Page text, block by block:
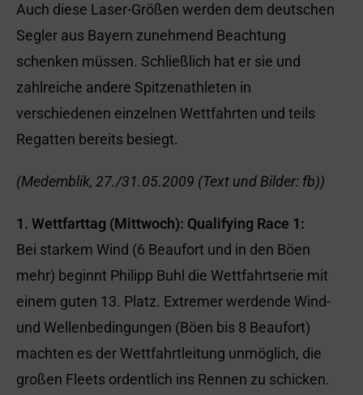
Auch diese Laser-Größen werden dem deutschen
Segler aus Bayern zunehmend Beachtung
schenken müssen. Schließlich hat er sie und
zahlreiche andere Spitzenathleten in
verschiedenen einzelnen Wettfahrten und teils
Regatten bereits besiegt.
(Medemblik, 27./31.05.2009 (Text und Bilder: fb))
1. Wettfarttag (Mittwoch): Qualifying Race 1:
Bei starkem Wind (6 Beaufort und in den Böen
mehr) beginnt Philipp Buhl die Wettfahrtserie mit
einem guten 13. Platz. Extremer werdende Wind-
und Wellenbedingungen (Böen bis 8 Beaufort)
machten es der Wettfahrtleitung unmöglich, die
großen Fleets ordentlich ins Rennen zu schicken.